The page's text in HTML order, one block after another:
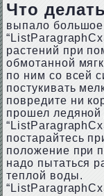
Что
выпало большое
растений при
обмотанной
по ним со всей
постукивать
повредите ни
прошел ледяной
постарайтесь
положение при
надо пытаться
теплой воды.